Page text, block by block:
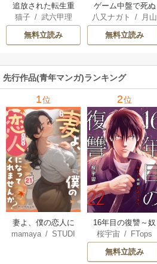
追放された転生重
騎士はゲーム知識
で無双する
猫子/ 武六甲理
衣/じゃいあん
無料立読み
ゲーム中盤で死ぬ
悪役貴族に転生し
たので、外れスキ
ル【テイム】を駆
してみた
八又ナガト /
月山
可也
無料立読み
先行作品(青年マンガ)ランキング
1位
妻よ、僕の恋人に
なってくれません
mamaya/STUDI
2位
16年目の復讐～奴
らを地獄に送るま
で
桜宇宙 / FTops
無料立読み